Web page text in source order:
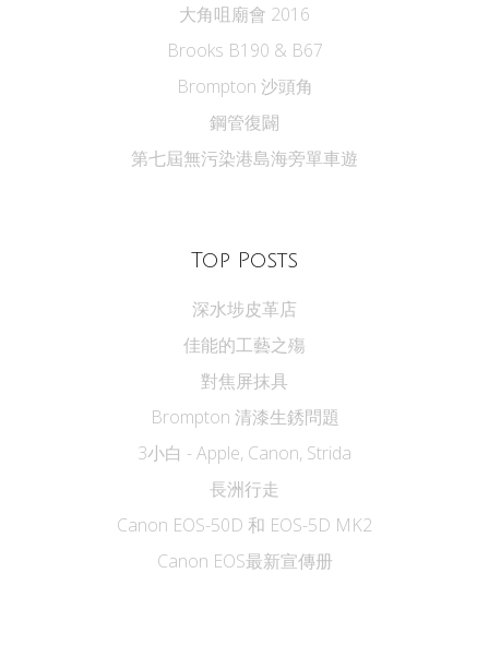
大角咀廟會 2016
Brooks B190 & B67
Brompton 沙頭角
鋼管復闢
第七屆無污染港島海旁單車遊
Top Posts
深水埗皮革店
佳能的工藝之殤
對焦屏抹具
Brompton 清漆生銹問題
3小白 - Apple, Canon, Strida
長洲行走
Canon EOS-50D 和 EOS-5D MK2
Canon EOS最新宣傳册